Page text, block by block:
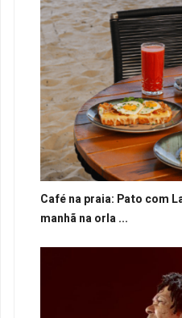
Café na praia: Pato com
manhã na orla ...